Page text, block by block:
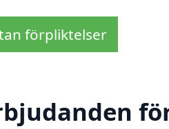
förpliktelser